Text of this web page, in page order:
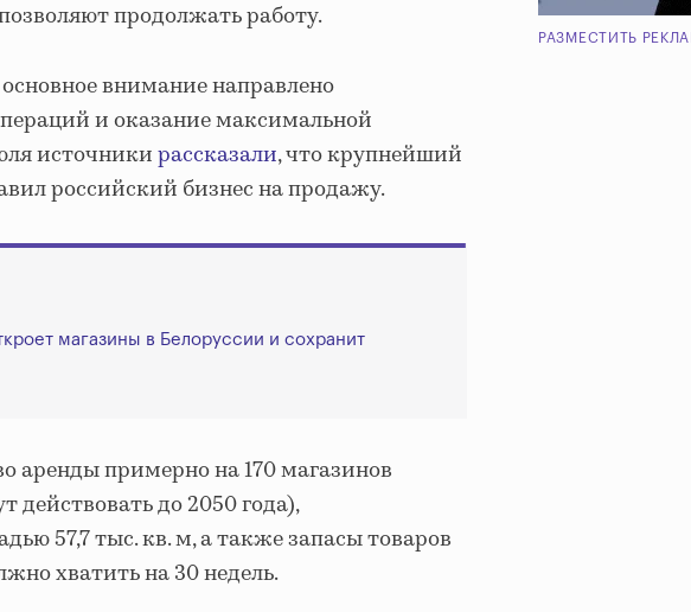
продолжать работу.
внимание направлено
и оказание максимальной
источникирассказали, что крупнейший
российский бизнес на продажу.
магазины в Белоруссии и сохранит
аренды примерно на 170 магазинов
действовать до 2050 года),
57,7 тыс. кв. м, а также запасы товаров
хватить на 30 недель.
РАЗМЕСТИТЬ